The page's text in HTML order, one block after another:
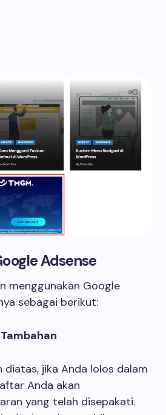
Adsense
menggunakan Google
sebagai berikut:
diatas, jika Anda lolos dalam
Anda akan
yang telah disepakati.